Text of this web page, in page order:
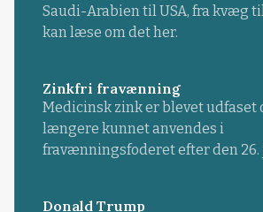
Saudi-Arabien til USA, fra kvæg
kan læse om det her.
Zinkfri fravænning
Medicinsk zink er blevet udfaset
længere kunnet anvendes i
fravænningsfoderet efter den 26.
Donald Trump